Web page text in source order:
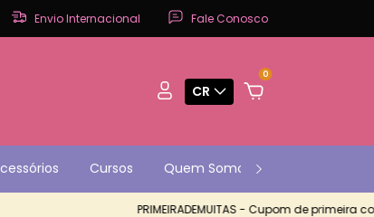
Envio Internacional Fale Conosco
CR
0
Cursos Quem Somos
PRIMEIRADEMUITAS - Cupom de primeira compra